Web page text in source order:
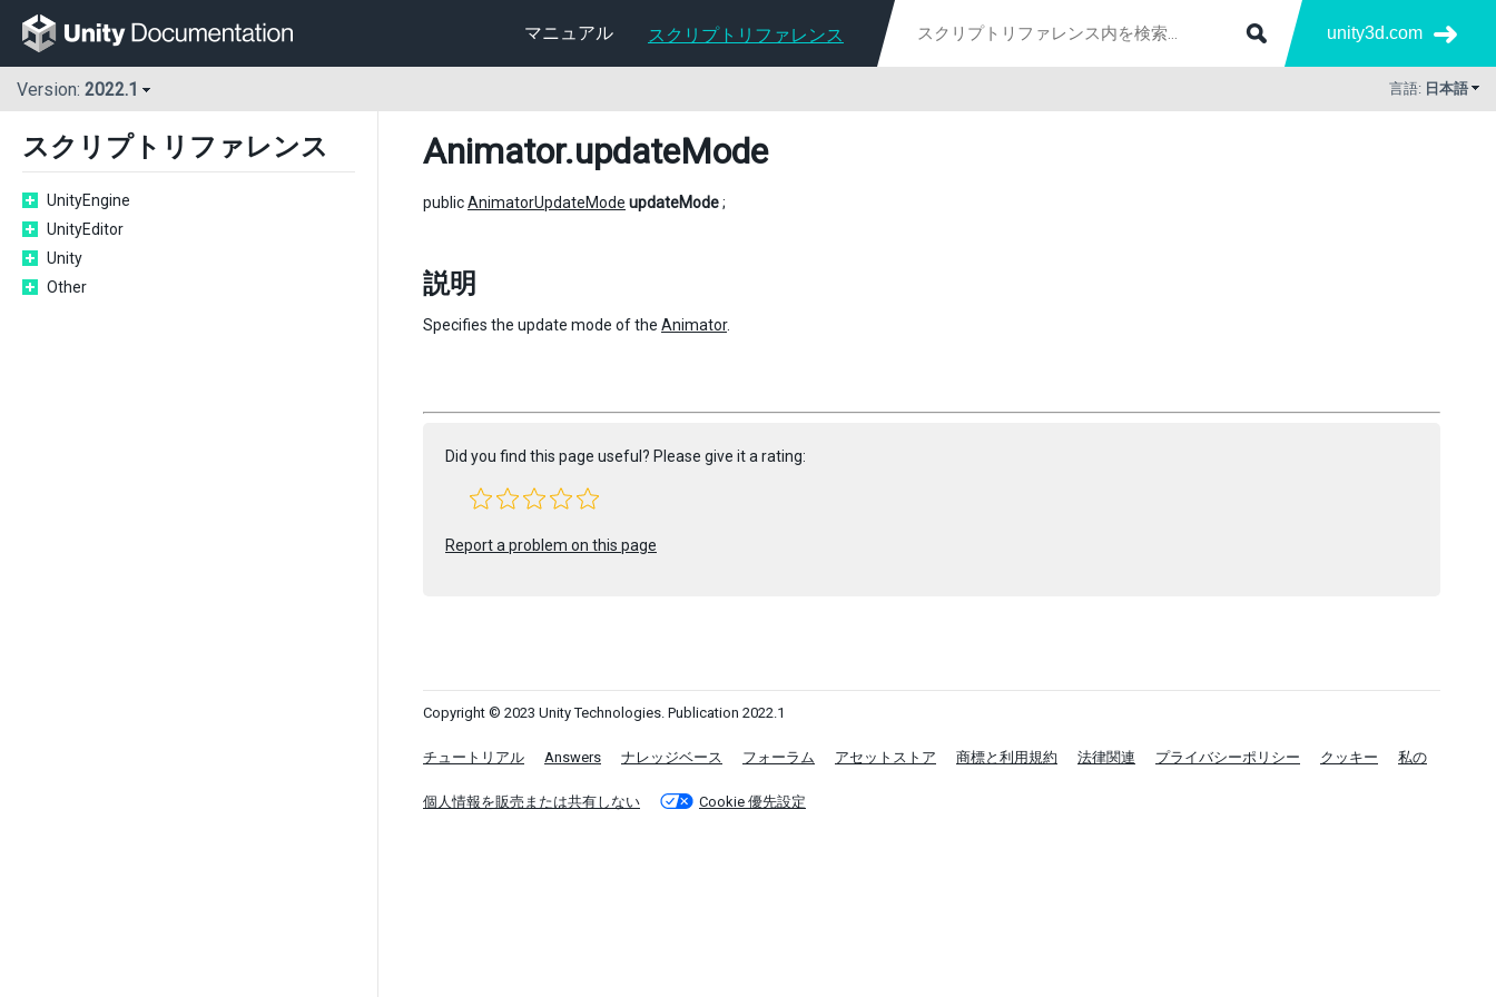
マニュアル スクリプトリファレンス unity3d.com
Version: 2022.1 言語: 日本語
スクリプトリファレンス
UnityEngine
UnityEditor
Unity
Other
Animator.updateMode
publicAnimatorUpdateMode updateMode;
説明
Specifies the update mode of the Animator.
Did you find this page useful? Please give it a rating:
Report a problem on this page
Copyright © 2023 Unity Technologies. Publication 2022.1
チュートリアル Answers ナレッジベース フォーラム アセットストア 商標と利用規約 法律関連 プライバシーポリシー クッキー 私の
個人情報を販売または共有しない Cookie 優先設定